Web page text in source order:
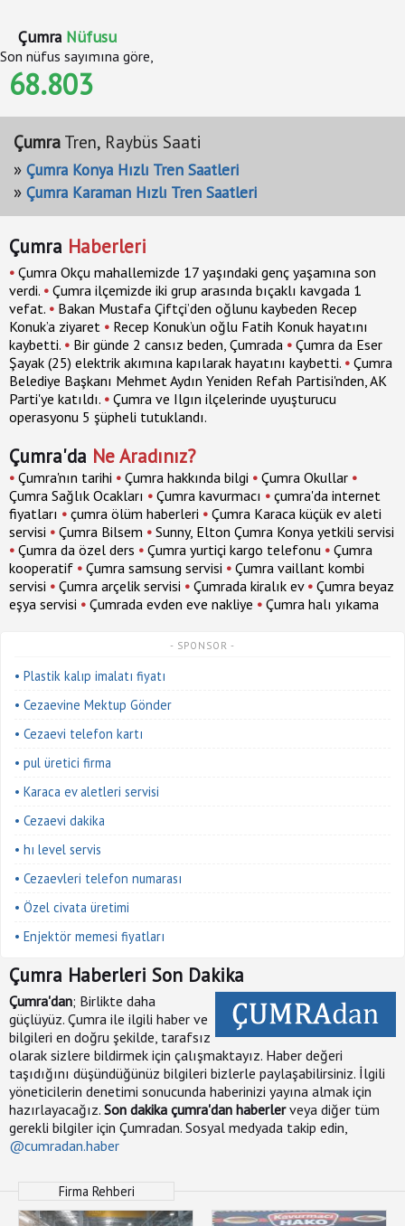
Çumra Nüfusu
Son nüfus sayımına göre,
68.803
Çumra Tren, Raybüs Saati
» Çumra Konya Hızlı Tren Saatleri
» Çumra Karaman Hızlı Tren Saatleri
Çumra Haberleri
• Çumra Okçu mahallemizde 17 yaşındaki genç yaşamına son
verdi. • Çumra ilçemizde iki grup arasında bıçaklı kavgada 1
vefat. • Bakan Mustafa Çiftçi’den oğlunu kaybeden Recep
Konuk’a ziyaret • Recep Konuk’un oğlu Fatih Konuk hayatını
kaybetti. • Bir günde 2 cansız beden, Çumrada • Çumra da Eser
Şayak (25) elektrik akımına kapılarak hayatını kaybetti. • Çumra
Belediye Başkanı Mehmet Aydın Yeniden Refah Partisi'nden, AK
Parti'ye katıldı. • Çumra ve Ilgın ilçelerinde uyuşturucu
operasyonu 5 şüpheli tutuklandı.
Çumra'da Ne Aradınız?
• Çumra'nın tarihi • Çumra hakkında bilgi • Çumra Okullar •
Çumra Sağlık Ocakları • Çumra kavurmacı • çumra'da internet
fiyatları • çumra ölüm haberleri • Çumra Karaca küçük ev aleti
servisi • Çumra Bilsem • Sunny, Elton Çumra Konya yetkili servisi
• Çumra da özel ders • Çumra yurtiçi kargo telefonu • Çumra
kooperatif • Çumra samsung servisi • Çumra vaillant kombi
servisi • Çumra arçelik servisi • Çumrada kiralık ev • Çumra beyaz
eşya servisi • Çumrada evden eve nakliye • Çumra halı yıkama
- SPONSOR -
• Plastik kalıp imalatı fiyatı
• Cezaevine Mektup Gönder
• Cezaevi telefon kartı
• pul üretici firma
• Karaca ev aletleri servisi
• Cezaevi dakika
• hı level servis
• Cezaevleri telefon numarası
• Özel civata üretimi
• Enjektör memesi fiyatları
Çumra Haberleri Son Dakika
Çumra'dan; Birlikte daha
güçlüyüz. Çumra ile ilgili haber ve
bilgileri en doğru şekilde, tarafsız
olarak sizlere bildirmek için çalışmaktayız. Haber değeri
taşıdığını düşündüğünüz bilgileri bizlerle paylaşabilirsiniz. İlgili
yöneticilerin denetimi sonucunda haberinizi yayına almak için
hazırlayacağız. Son dakika çumra'dan haberlerveya diğer tüm
gerekli bilgiler için Çumradan. Sosyal medyada takip edin,
@cumradan.haber
Firma Rehberi